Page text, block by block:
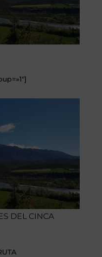
DEL CINCA